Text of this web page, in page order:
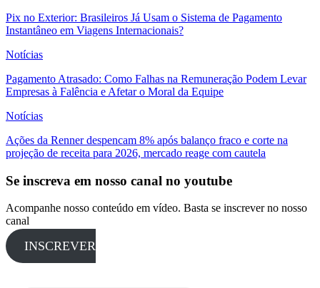
Pix no Exterior: Brasileiros Já Usam o Sistema de Pagamento
Instantâneo em Viagens Internacionais?
Notícias
Pagamento Atrasado: Como Falhas na Remuneração Podem Levar
Empresas à Falência e Afetar o Moral da Equipe
Notícias
Ações da Renner despencam 8% após balanço fraco e corte na
projeção de receita para 2026, mercado reage com cautela
Se inscreva em nosso canal no youtube
Acompanhe nosso conteúdo em vídeo. Basta se inscrever no nosso
canal
INSCREVER